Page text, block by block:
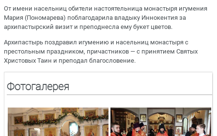
От имени насельниц обители настоятельница монастыря игумения
Мария (Пономарева) поблагодарила владыку Иннокентия за
архипастырский визит и преподнесла ему букет цветов.
Архипастырь поздравил игумению и насельниц монастыря с
престольным праздником, причастников — с принятием Святых
Христовых Таин и преподал благословение.
Фотогалерея